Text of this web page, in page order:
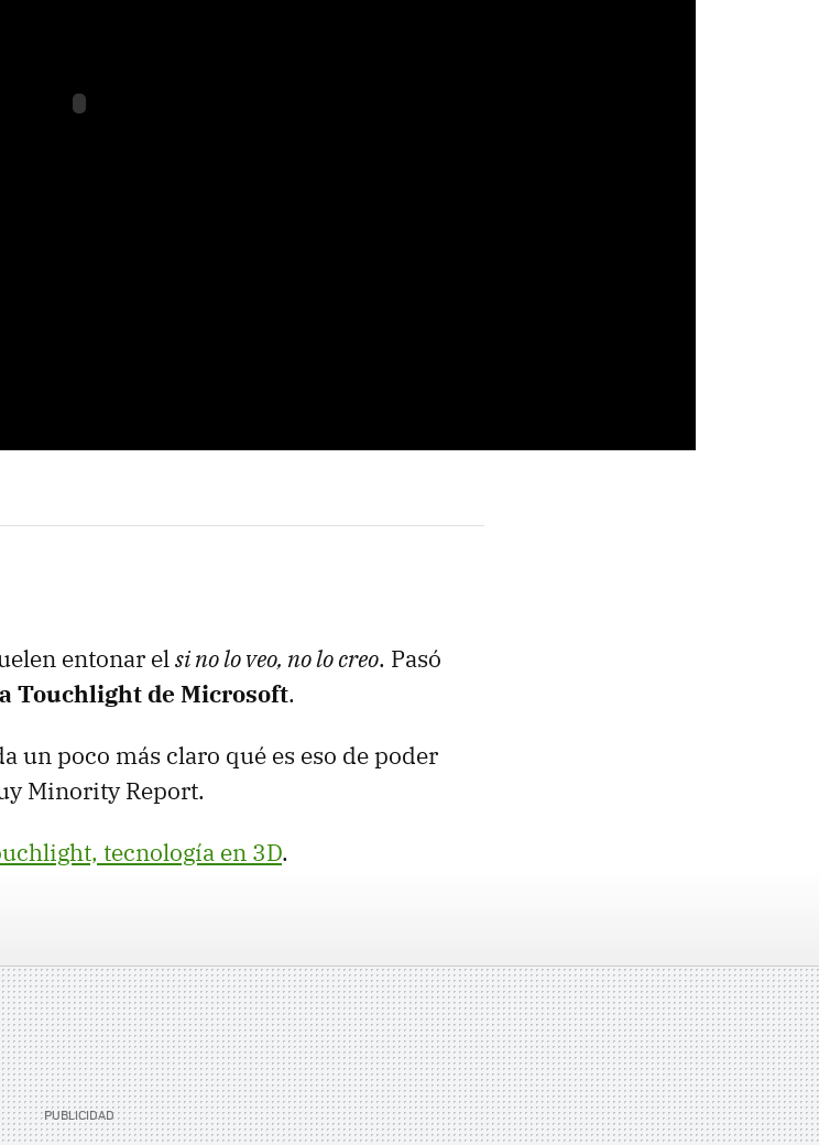
entonar elsi no lo veo, no lo creo. Pasó
Touchlight de Microsoft.
un poco más claro qué es eso de poder
Minority Report.
tecnología en 3D.